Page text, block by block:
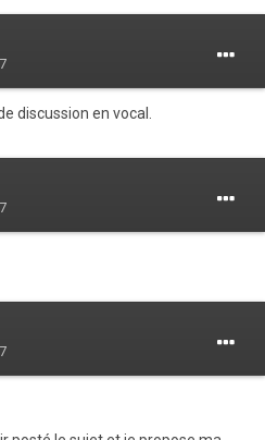
discussion en vocal.